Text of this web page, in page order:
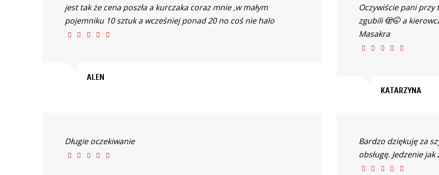
jest tak że cena poszła a kurczaka coraz mnie ,w małym
pojemniku 10 sztuk a wcześniej ponad 20 no coś nie halo
ALEN
Oczywiście pani
zgubili 🫣🤭 a
Masakra
KATARZYNA
Długie oczekiwanie
Bardzo dziękuję za
obsługę. Jedzenie